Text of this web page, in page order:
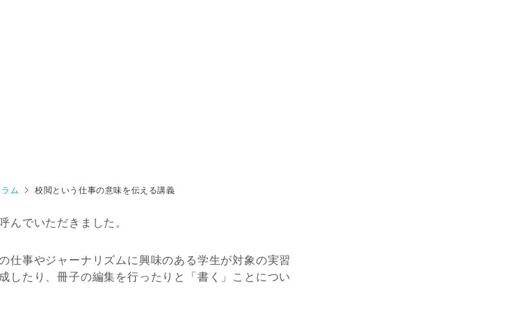
ム 校閲という仕事の意味を伝える講義
んでいただきました。
仕事やジャーナリズムに興味のある学生が対象の実習
したり、冊子の編集を行ったりと「書く」ことについ